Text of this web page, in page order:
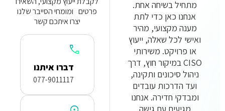
מתחיל בשיחה אחת.
אנחנו כאן כדי לתת
מענה מקצועי, מהיר
ואישי לכל שאלה, ייעוץ
או פרויקט. משירותי
CISO במיקור חוץ, דרך
ניהול סיכונים ותקינה,
ועד הדרכות עובדים
ומבדקי חדירה. אנחנו
פרטים ומומחי הסייבר שלנו
יצרו איתכם קשר
דברו איתנו
077-9011117